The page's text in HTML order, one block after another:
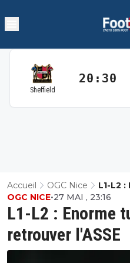
Sheffield
20:30
Accueil OGC Nice
L1-L2
L1-L2 : Enorme
retrouver l'ASSE
OGC NICE•27 MAI , 23:16